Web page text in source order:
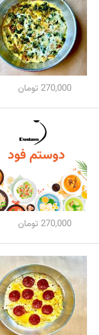
270,000 تومان
270,000 تومان